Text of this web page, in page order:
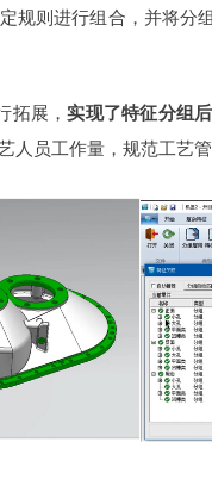
规则进行组合，并将分
拓展，实现了特征分组
人员工作量，规范工艺